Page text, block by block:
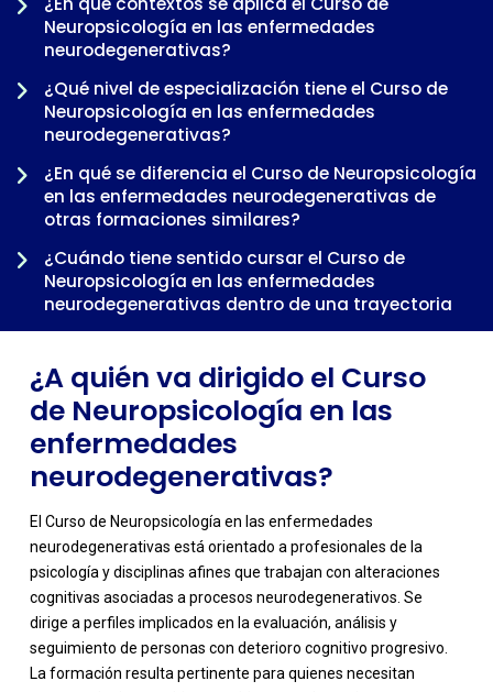
Neuropsicología en las enfermedades
neurodegenerativas?
¿Qué nivel de especialización tiene el Curso de
Neuropsicología en las enfermedades
neurodegenerativas?
¿En qué se diferencia el Curso de Neuropsicología
en las enfermedades neurodegenerativas de
otras formaciones similares?
¿Cuándo tiene sentido cursar el Curso de
Neuropsicología en las enfermedades
neurodegenerativas dentro de una trayectoria
profesional?
¿A quién va dirigido el Curso
de Neuropsicología en las
enfermedades
neurodegenerativas?
El Curso de Neuropsicología en las enfermedades
neurodegenerativas está orientado a profesionales de la
psicología y disciplinas afines que trabajan con alteraciones
cognitivas asociadas a procesos neurodegenerativos. Se
dirige a perfiles implicados en la evaluación, análisis y
seguimiento de personas con deterioro cognitivo progresivo.
La formación resulta pertinente para quienes necesitan